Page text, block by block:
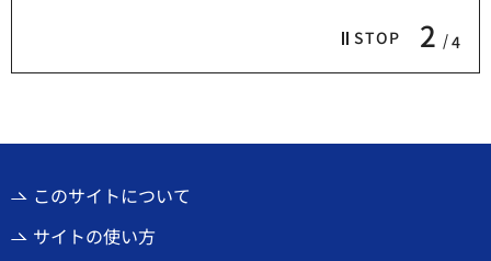
STOP 2 4
このサイトについて
サイトの使い方